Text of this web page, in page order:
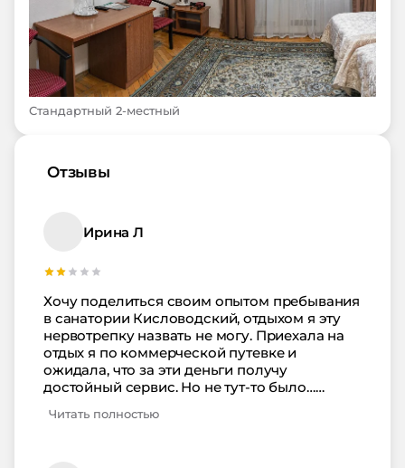
Стандартный 2-местный
Отзывы
Ирина Л
Хочу поделиться своим опытом пребывания
в санатории Кисловодский, отдыхом я эту
нервотрепку назвать не могу. Приехала на
отдых я по коммерческой путевке и
ожидала, что за эти деньги получу
достойный сервис. Но не тут-то было…
отношение к людям в приемном отделении.
Читать полностью